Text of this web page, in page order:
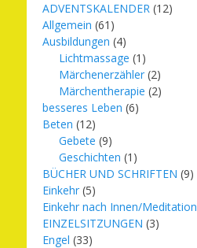
ADVENTSKALENDER (12)
Allgemein (61)
Ausbildungen (4)
Lichtmassage (1)
Märchenerzähler (2)
Märchentherapie (2)
besseres Leben (6)
Beten (12)
Gebete (9)
Geschichten (1)
BÜCHER UND SCHRIFTEN (9)
Einkehr (5)
Einkehr nach Innen/Meditation
EINZELSITZUNGEN (3)
Engel (33)